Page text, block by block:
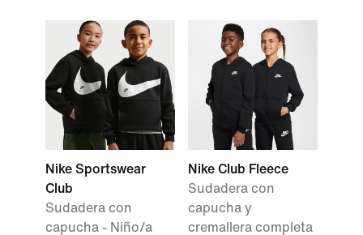
Nike Sportswear
Club
Sudadera con
capucha - Niño/a
Nike Club Fleece
Sudadera con
capucha y
cremallera completa